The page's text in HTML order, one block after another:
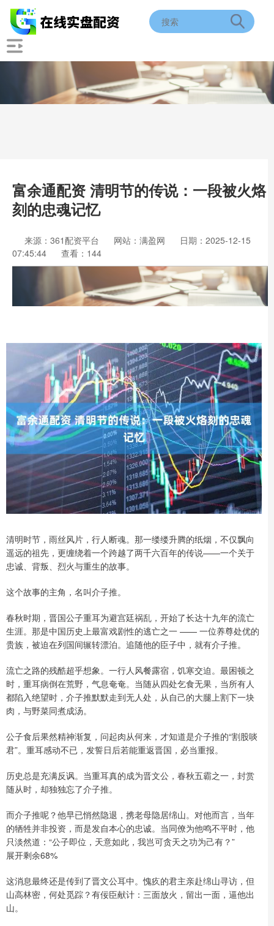
富余通配资 清明节的传说：一段被火烙
刻的忠魂记忆
来源：361配资平台 网站：满盈网
日期：2025-12-15
07:45:44
查看：144
清明时节，雨丝风片，行人断魂。那一缕缕升腾的纸烟，不仅飘向
遥远的祖先，更缠绕着一个跨越了两千六百年的传说——一个关于
忠诚、背叛、烈火与重生的故事。
这个故事的主角，名叫介子推。
春秋时期，晋国公子重耳为避宫廷祸乱，开始了长达十九年的流亡
生涯。那是中国历史上最富戏剧性的逃亡之一 —— 一位养尊处优的
贵族，被迫在列国间辗转漂泊。追随他的臣子中，就有介子推。
流亡之路的残酷超乎想象。一行人风餐露宿，饥寒交迫。最困顿之
时，重耳病倒在荒野，气息奄奄。当随从四处乞食无果，当所有人
都陷入绝望时，介子推默默走到无人处，从自己的大腿上割下一块
肉，与野菜同煮成汤。
公子食后果然精神渐复，问起肉从何来，才知道是介子推的“割股啖
君”。重耳感动不已，发誓日后若能重返晋国，必当重报。
历史总是充满反讽。当重耳真的成为晋文公，春秋五霸之一，封赏
随从时，却独独忘了介子推。
而介子推呢？他早已悄然隐退，携老母隐居绵山。对他而言，当年
的牺牲并非投资，而是发自本心的忠诚。当同僚为他鸣不平时，他
只淡然道：“公子即位，天意如此，我岂可贪天之功为己有？”
展开剩余68%
这消息最终还是传到了晋文公耳中。愧疚的君主亲赴绵山寻访，但
山高林密，何处觅踪？有佞臣献计：三面放火，留出一面，逼他出
山。